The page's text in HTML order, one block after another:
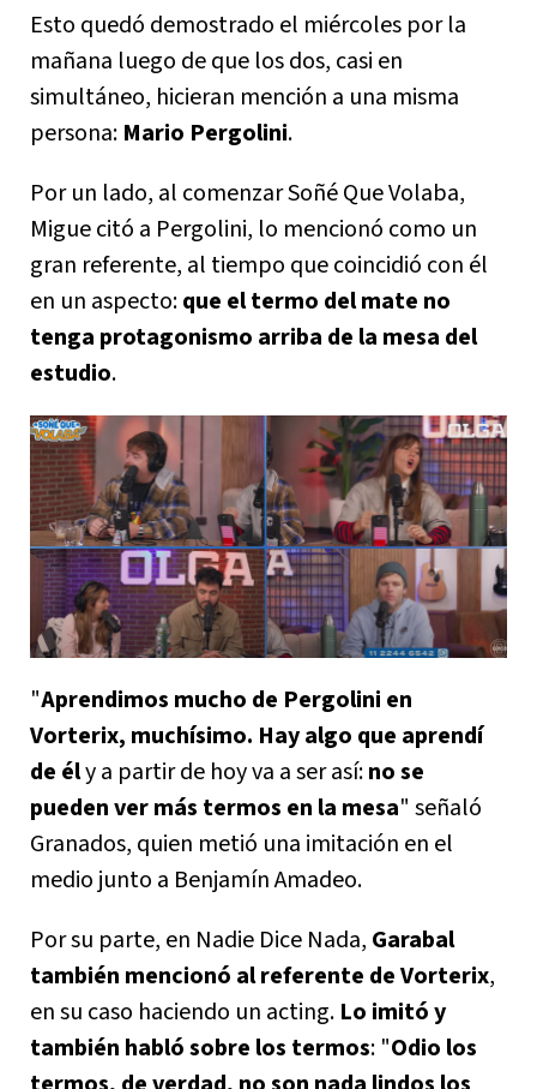
Esto quedó demostrado el miércoles por la
mañana luego de que los dos, casi en
simultáneo, hicieran mención a una misma
persona: Mario Pergolini.
Por un lado, al comenzar Soñé Que Volaba,
Migue citó a Pergolini, lo mencionó como un
gran referente, al tiempo que coincidió con él
en un aspecto:que el termo del mate no
tenga protagonismo arriba de la mesa del
estudio.
"Aprendimos mucho de Pergolini en
Vorterix, muchísimo. Hay algo que aprendí
de ély a partir de hoy va a ser así:no se
pueden ver más termos en la mesa" señaló
Granados, quien metió una imitación en el
medio junto a Benjamín Amadeo.
Por su parte, en Nadie Dice Nada, Garabal
también mencionó al referente de Vorterix,
en su caso haciendo un acting. Lo imitó y
también habló sobre los termos: "Odio los